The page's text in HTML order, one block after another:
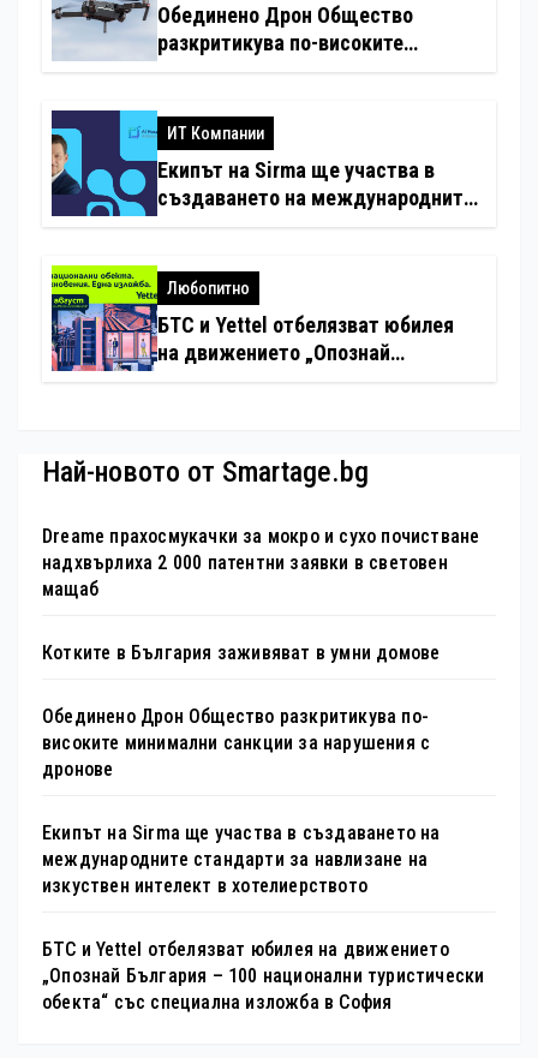
Обединено Дрон Общество
разкритикува по-високите
ИТ Компании
Екипът на Sirma ще участва в
създаването на международните
хотелиерството
Любопитно
БТС и Yettel отбелязват юбилея
на движението „Опознай
Най-новото от Smartage.bg
Dreame прахосмукачки за мокро и сухо почистване
надхвърлиха 2 000 патентни заявки в световен
мащаб
Котките в България заживяват в умни домове
Обединено Дрон Общество разкритикува по-
високите минимални санкции за нарушения с
дронове
Екипът на Sirma ще участва в създаването на
международните стандарти за навлизане на
изкуствен интелект в хотелиерството
БТС и Yettel отбелязват юбилея на движението
„Опознай България – 100 национални туристически
обекта“ със специална изложба в София